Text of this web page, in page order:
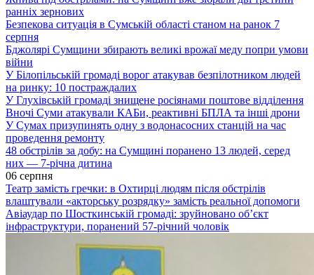
ранніх зернових
Безпекова ситуація в Сумській області станом на ранок 7
серпня
Бджолярі Сумщини збирають великі врожаї меду попри умови
війни
У Білопільській громаді ворог атакував безпілотником людей
на ринку: 10 постраждалих
У Глухівській громаді знищене росіянами поштове відділення
Вночі Суми атакували КАБи, реактивні БПЛА та інші дрони
У Сумах призупинять одну з водонасосних станцій на час
проведення ремонту
48 обстрілів за добу: на Сумщині поранено 13 людей, серед
них — 7-річна дитина
06 серпня
Театр замість гречки: в Охтирці людям після обстрілів
влаштували «акторську розрядку» замість реальної допомоги
Авіаудар по Шосткинській громаді: зруйновано об’єкт
інфраструктури, поранений 57-річний чоловік